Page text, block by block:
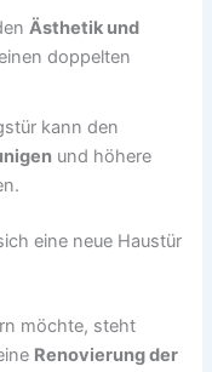
Ästhetik und
doppelten
kann den
und höhere
eine neue Haustür
möchte, steht
Renovierung der